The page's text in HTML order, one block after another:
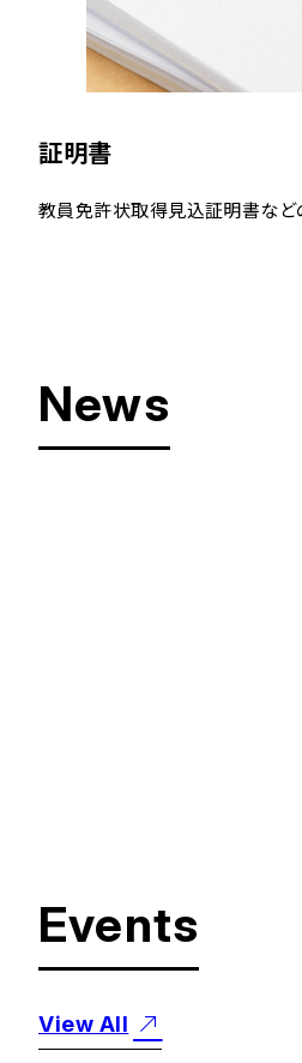
証明書
教員免許状取得見込証明書など
News
Events
View All